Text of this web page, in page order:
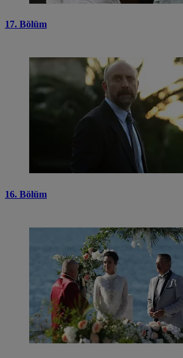
17. Bölüm
16. Bölüm